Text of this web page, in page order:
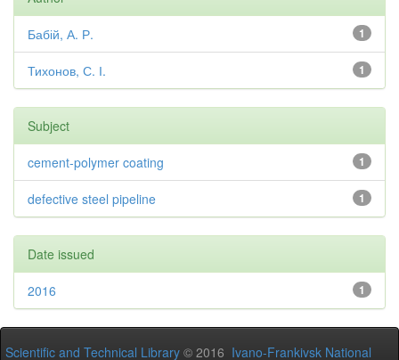
1
Бабій, А. Р.
1
Тихонов, С. І.
Subject
1
cement-polymer coating
1
defective steel pipeline
Date issued
1
2016
Scientific and Technical Library © 2016 Ivano-Frankivsk National